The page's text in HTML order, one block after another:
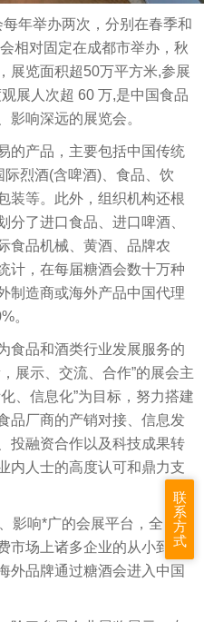
年举办两次，分别在春季和
相对固定在成都市举办，秋
展览面积超50万平方米,参展
展人次超 60 万,是中国食品
影响深远的展览会。
的产品，主要包括中国传统
烈酒(含啤酒)、食品、饮
装等。此外，组织机构还根
分了进口食品、进口啤酒、
食品机械、黄酒、品牌农
计，在每届糖酒会数十万种
制造商或海外产品中国代理
。
食品和酒类行业发展服务的
展示、交流、合作”的展会主
、信息化”为目标，努力搭建
品厂商的产销对接、信息发
投融资合作以及科技成果转
内人士的高度认可和鼎力支
影响*广的会展平台，全国糖
市场上诸多企业的从小到
外品牌通过糖酒会进入中国
联
系
方
式